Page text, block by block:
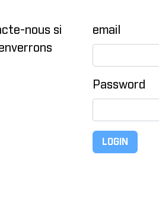
nous si
email
Password
LOGIN